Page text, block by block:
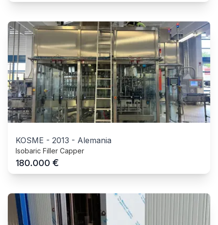
KOSME - 2013 - Alemania
Isobaric Filler Capper
180.000 €